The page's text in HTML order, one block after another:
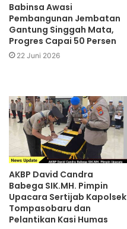
Babinsa Awasi
Pembangunan Jembatan
Gantung Singgah Mata,
Progres Capai 50 Persen
22 Juni 2026
AKBP David Candra
Babega SIK.MH. Pimpin
Upacara Sertijab Kapolsek
Tompasobaru dan
Pelantikan Kasi Humas